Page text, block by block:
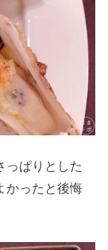
っぱりとした
かったと後悔